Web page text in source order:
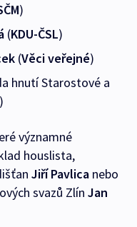
)
(KDU-ČSL)
(Věci veřejné)
hnutí Starostové a
)
významné
houslista,
Jiří Pavlica nebo
svazů Zlín Jan